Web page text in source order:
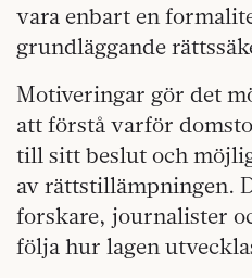
vara enbart en
grundläggande
Motiveringar gör det
att förstå varför
till sitt beslut och
av rättstillämpningen.
forskare, journalister
följa hur lagen